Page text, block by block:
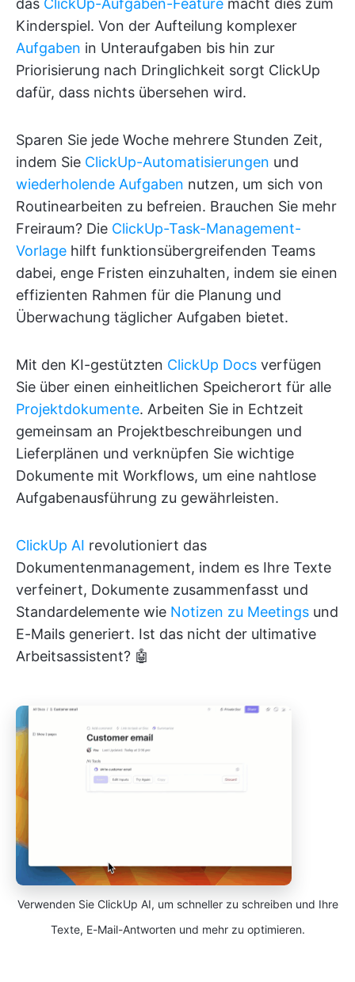
das ClickUp-Aufgaben-Feature macht dies zum
Kinderspiel. Von der Aufteilung komplexer
Aufgaben in Unteraufgaben bis hin zur
Priorisierung nach Dringlichkeit sorgt ClickUp
dafür, dass nichts übersehen wird.
Sparen Sie jede Woche mehrere Stunden Zeit,
indem Sie ClickUp-Automatisierungen und
wiederholende Aufgaben nutzen, um sich von
Routinearbeiten zu befreien. Brauchen Sie mehr
Freiraum? Die ClickUp-Task-Management-
Vorlage hilft funktionsübergreifenden Teams
dabei, enge Fristen einzuhalten, indem sie einen
effizienten Rahmen für die Planung und
Überwachung täglicher Aufgaben bietet.
Mit den KI-gestützten ClickUp Docs verfügen
Sie über einen einheitlichen Speicherort für alle
Projektdokumente. Arbeiten Sie in Echtzeit
gemeinsam an Projektbeschreibungen und
Lieferplänen und verknüpfen Sie wichtige
Dokumente mit Workflows, um eine nahtlose
Aufgabenausführung zu gewährleisten.
ClickUp AI revolutioniert das
Dokumentenmanagement, indem es Ihre Texte
verfeinert, Dokumente zusammenfasst und
Standardelemente wie Notizen zu Meetings und
E-Mails generiert. Ist das nicht der ultimative
Arbeitsassistent? 🤖
Verwenden Sie ClickUp AI, um schneller zu schreiben und Ihre
Texte, E-Mail-Antworten und mehr zu optimieren.